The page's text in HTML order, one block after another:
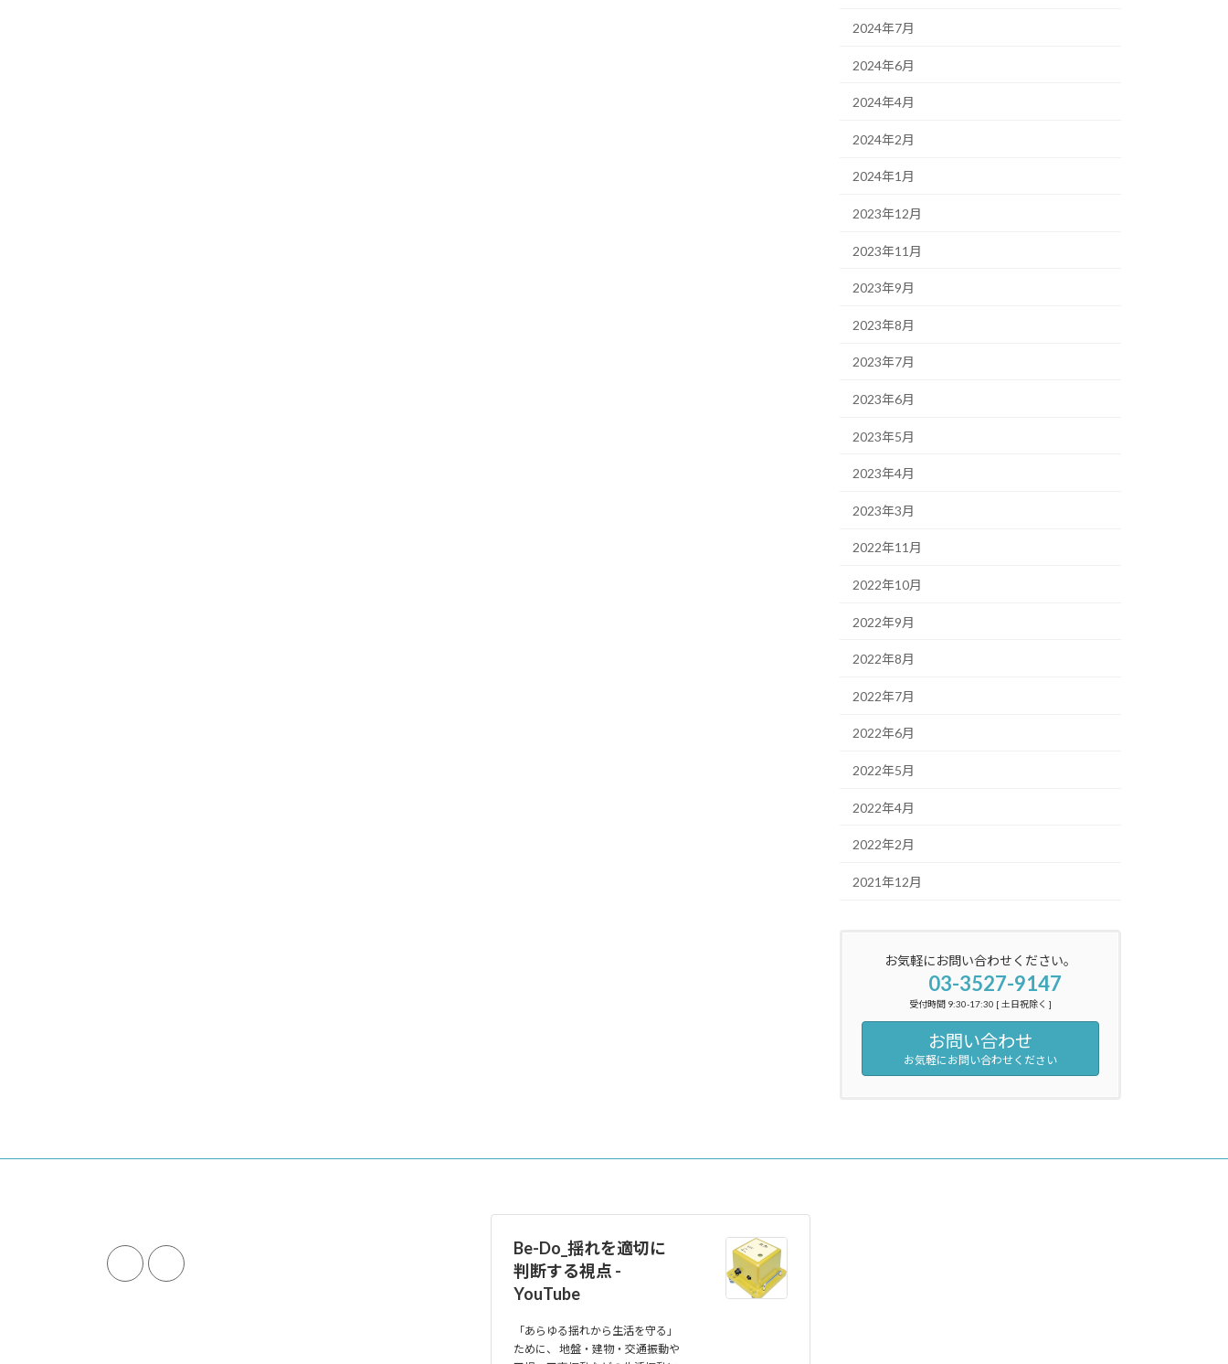
2024年7月
2024年6月
2024年4月
2024年2月
2024年1月
2023年12月
2023年11月
2023年9月
2023年8月
2023年7月
2023年6月
2023年5月
2023年4月
2023年3月
2022年11月
2022年10月
2022年9月
2022年8月
2022年7月
2022年6月
2022年5月
2022年4月
2022年2月
2021年12月
お気軽にお問い合わせください。
03-3527-9147
受付時間 9:30-17:30 [ 土日祝除く ]
お問い合わせ
お気軽にお問い合わせください
Be-Do_揺れを適切に
判断する視点 -
YouTube
「あらゆる揺れから生活を守る」
ために、 地盤・建物・交通振動や